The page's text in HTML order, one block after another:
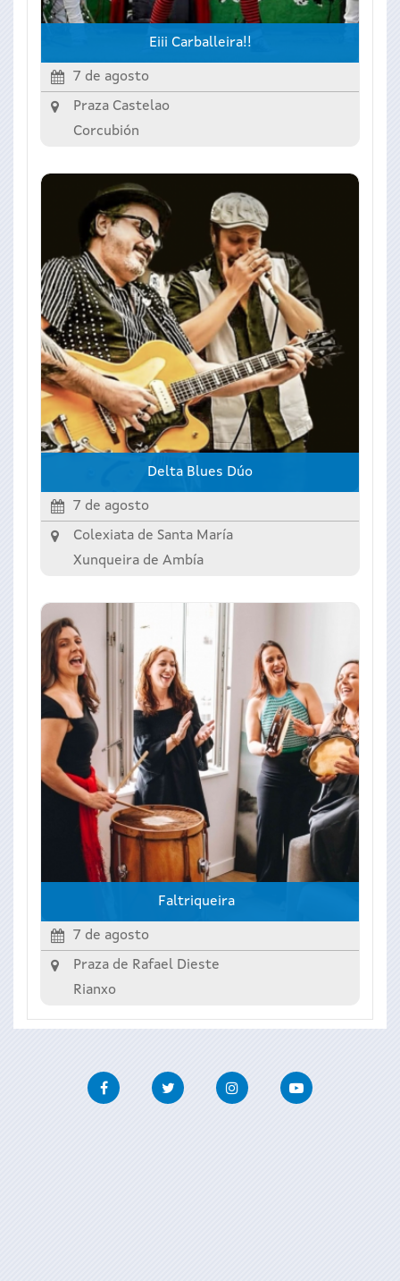
Eiii Carballeira!!
7 de agosto
Praza Castelao
Corcubión
Delta Blues Dúo
7 de agosto
Colexiata de Santa María
Xunqueira de Ambía
Faltriqueira
7 de agosto
Praza de Rafael Dieste
Rianxo
FacebookTwitter InstagramYoutube